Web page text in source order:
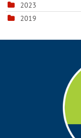
2023
2019